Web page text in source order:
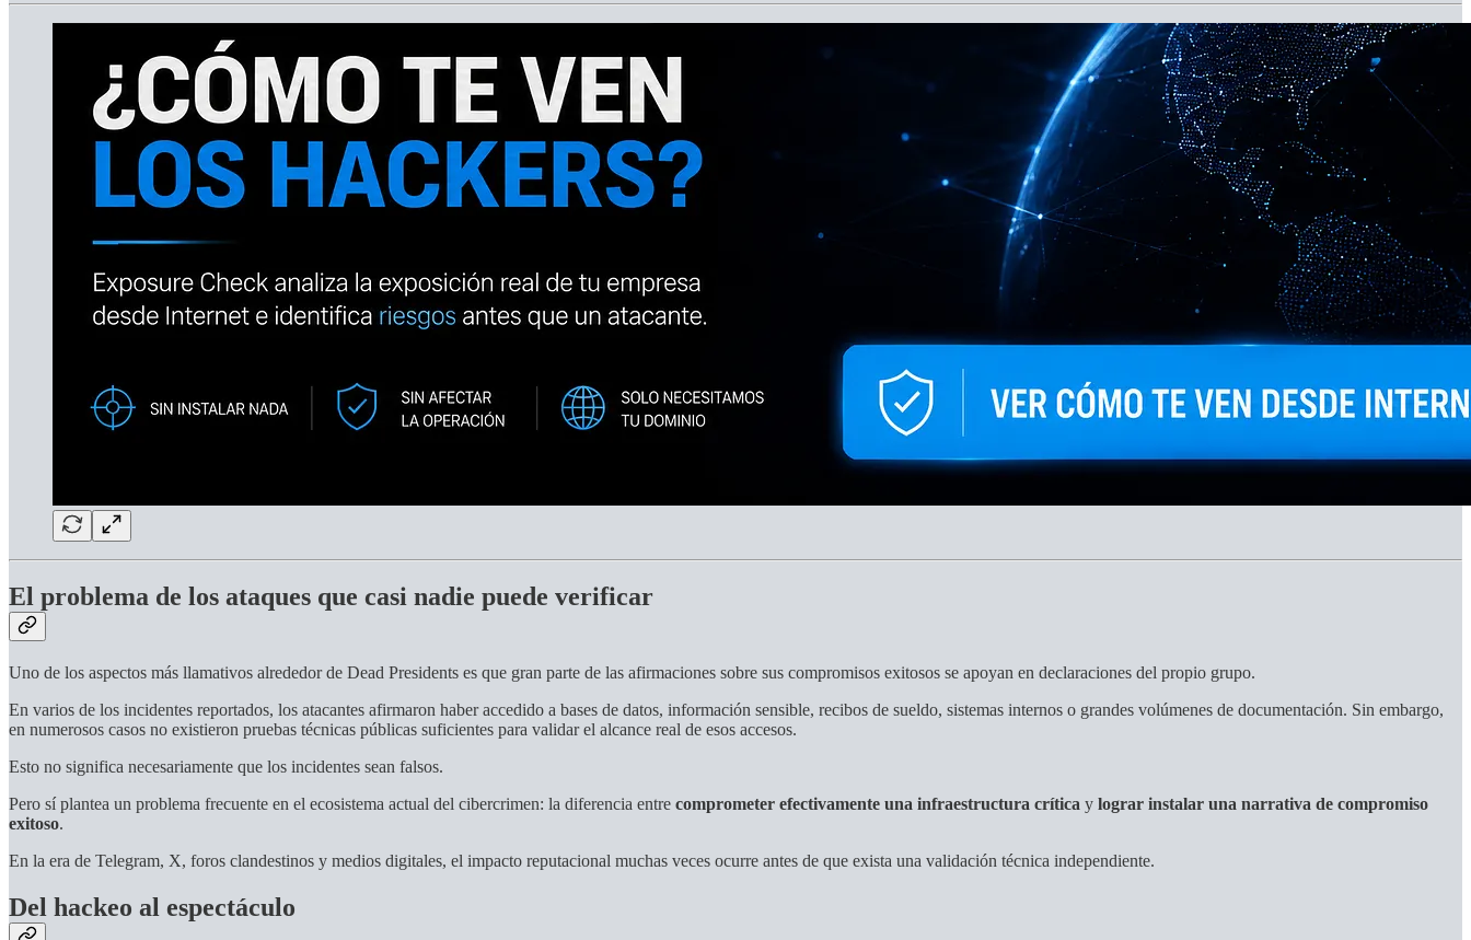
El problema de los ataques que casi nadie puede verificar
Uno de los aspectos más llamativos alrededor de Dead Presidents es que gran parte de las afirmaciones sobre sus compromisos exitosos se apoyan en declaraciones del propio grupo.
En varios de los incidentes reportados, los atacantes afirmaron haber accedido a bases de datos, información sensible, recibos de sueldo, sistemas internos o grandes volúmenes de documentación. Sin embargo,
en numerosos casos no existieron pruebas técnicas públicas suficientes para validar el alcance real de esos accesos.
Esto no significa necesariamente que los incidentes sean falsos.
Pero sí plantea un problema frecuente en el ecosistema actual del cibercrimen: la diferencia entre comprometer efectivamente una infraestructura crítica y lograr instalar una narrativa de compromiso
exitoso.
En la era de Telegram, X, foros clandestinos y medios digitales, el impacto reputacional muchas veces ocurre antes de que exista una validación técnica independiente.
Del hackeo al espectáculo